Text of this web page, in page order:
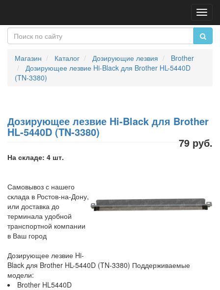
Магазин Каталог Дозирующие лезвия
Brother
Дозирующее лезвие Hi-Black для Brother HL-5440D
(TN-3380)
Дозирующее лезвие Hi-Black для Brother
HL-5440D (TN-3380)
79 руб.
На складе: 4 шт.
Самовывоз с нашего
склада в Ростов-на-Дону,
или доставка до
терминала удобной
транспортной компании
в Ваш город
Дозирующее лезвие Hi-
Black для Brother HL-5440D (TN-3380) Поддерживаемые
модели:
Brother HL5440D